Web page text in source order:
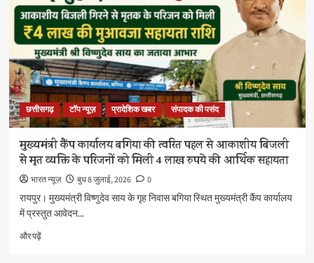
छत्तीसगढ़ टॉप न्यूज़ प्रादेशिक खबर संपादक की पसंद
मुख्यमंत्री कैंप कार्यालय बगिया की त्वरित पहल से आकाशीय बिजली
से मृत व्यक्ति के परिजनों को मिली 4 लाख रुपये की आर्थिक सहायता
भारत न्यूज़ बुध 8 जुलाई, 2026
0
रायपुर। मुख्यमंत्री विष्णुदेव साय के गृह निवास बगिया स्थित मुख्यमंत्री कैंप कार्यालय
में प्रस्तुत आवेदन...
और पढ़ेंमुख्यमंत्री